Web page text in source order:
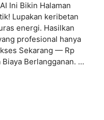
Ini Bikin Halaman
Lupakan keribetan
energi. Hasilkan
profesional hanya
Sekarang — Rp
Berlangganan. …